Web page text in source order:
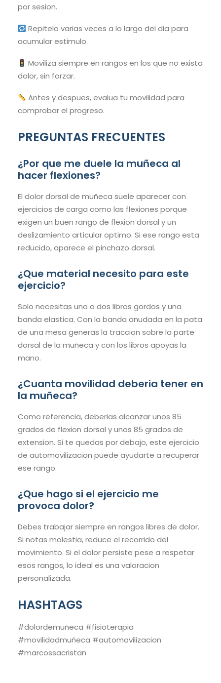
por sesion.
Repitelo varias veces a lo largo del dia para
acumular estimulo.
Moviliza siempre en rangos en los que no exista
dolor, sin forzar.
Antes y despues, evalua tu movilidad para
comprobar el progreso.
PREGUNTAS FRECUENTES
¿Por que me duele la muñeca al
hacer flexiones?
El dolor dorsal de muñeca suele aparecer con
ejercicios de carga como las flexiones porque
exigen un buen rango de flexion dorsal y un
deslizamiento articular optimo. Si ese rango esta
reducido, aparece el pinchazo dorsal.
¿Que material necesito para este
ejercicio?
Solo necesitas uno o dos libros gordos y una
banda elastica. Con la banda anudada en la pata
de una mesa generas la traccion sobre la parte
dorsal de la muñeca y con los libros apoyas la
mano.
¿Cuanta movilidad deberia tener en
la muñeca?
Como referencia, deberias alcanzar unos 85
grados de flexion dorsal y unos 85 grados de
extension. Si te quedas por debajo, este ejercicio
de automovilizacion puede ayudarte a recuperar
ese rango.
¿Que hago si el ejercicio me
provoca dolor?
Debes trabajar siempre en rangos libres de dolor.
Si notas molestia, reduce el recorrido del
movimiento. Si el dolor persiste pese a respetar
esos rangos, lo ideal es una valoracion
personalizada.
HASHTAGS
#dolordemuñeca #fisioterapia
#movilidadmuñeca #automovilizacion
#marcossacristan